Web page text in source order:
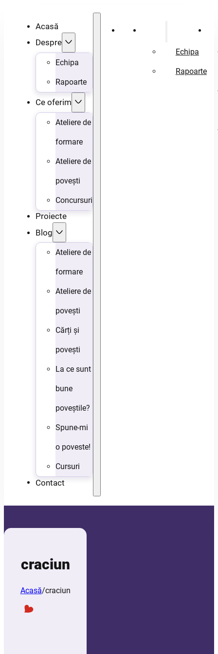
Acasă
Despre
Echipa
Rapoarte
Ce oferim
Ateliere de
formare
Ateliere de
povești
Concursuri
Proiecte
Blog
Ateliere de
formare
Ateliere de
povești
Cărți și
povești
La ce sunt
bune
poveștile?
Spune-mi
o poveste!
Cursuri
Contact
Acasă
Echipa
Rapoarte
craciun
Acasă/craciun